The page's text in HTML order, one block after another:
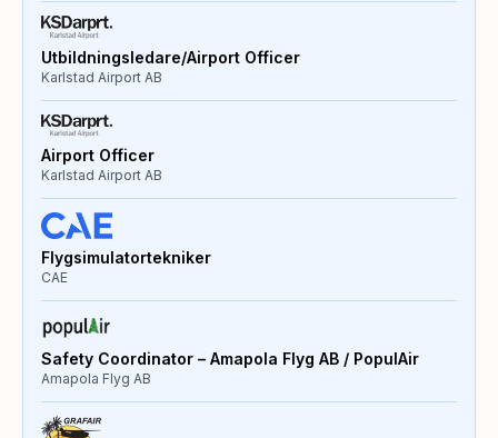
Utbildningsledare/Airport Officer
Karlstad Airport AB
Airport Officer
Karlstad Airport AB
Flygsimulatortekniker
CAE
Safety Coordinator – Amapola Flyg AB / PopulAir
Amapola Flyg AB